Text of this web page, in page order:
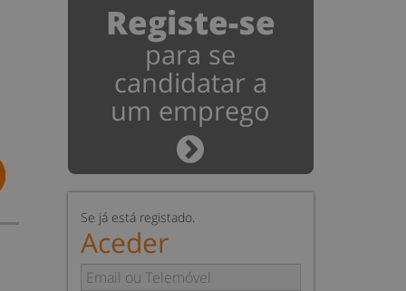
Registe-se
para se
candidatar a
um emprego
Se já está registado.
Aceder